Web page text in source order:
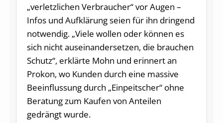
„verletzlichen Verbraucher“ vor Augen –
Infos und Aufklärung seien für ihn dringend
notwendig. „Viele wollen oder können es
sich nicht auseinandersetzen, die brauchen
Schutz“, erklärte Mohn und erinnert an
Prokon, wo Kunden durch eine massive
Beeinflussung durch „Einpeitscher“ ohne
Beratung zum Kaufen von Anteilen
gedrängt wurde.